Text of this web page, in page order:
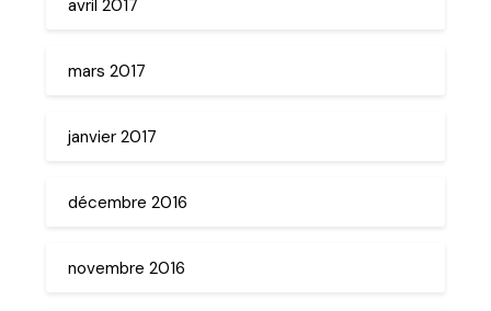
avril 2017
mars 2017
janvier 2017
décembre 2016
novembre 2016